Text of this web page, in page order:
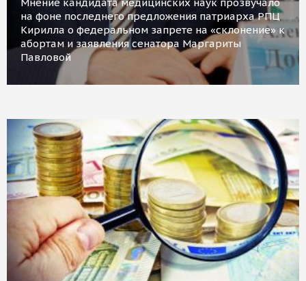
Мнение кандидата медицинских наук прозвучало
на фоне последнего предложения патриарха РПЦ
Кирилла о федеральном запрете на «склонение» к
абортам и заявления сенатора Маргариты
Павловой